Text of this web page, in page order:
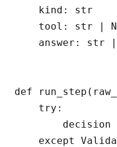
    kind: str
tool: str |
answer: str
def
    try:
decision
except